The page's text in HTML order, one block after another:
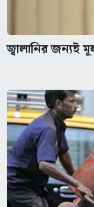
জ্বালানির জন্যই